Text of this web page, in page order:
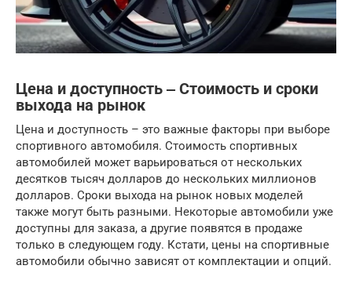
Цена и доступность ‒ Стоимость и сроки
выхода на рынок
Цена и доступность – это важные факторы при выборе
спортивного автомобиля. Стоимость спортивных
автомобилей может варьироваться от нескольких
десятков тысяч долларов до нескольких миллионов
долларов. Сроки выхода на рынок новых моделей
также могут быть разными. Некоторые автомобили уже
доступны для заказа, а другие появятся в продаже
только в следующем году. Кстати, цены на спортивные
автомобили обычно зависят от комплектации и опций.